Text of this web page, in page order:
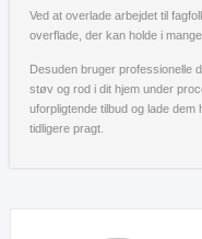
Ved at overlade arbejdet til
overflade, der kan holde i
Desuden bruger professionelle
støv og rod i dit hjem under
uforpligtende tilbud og lade
tidligere pragt.